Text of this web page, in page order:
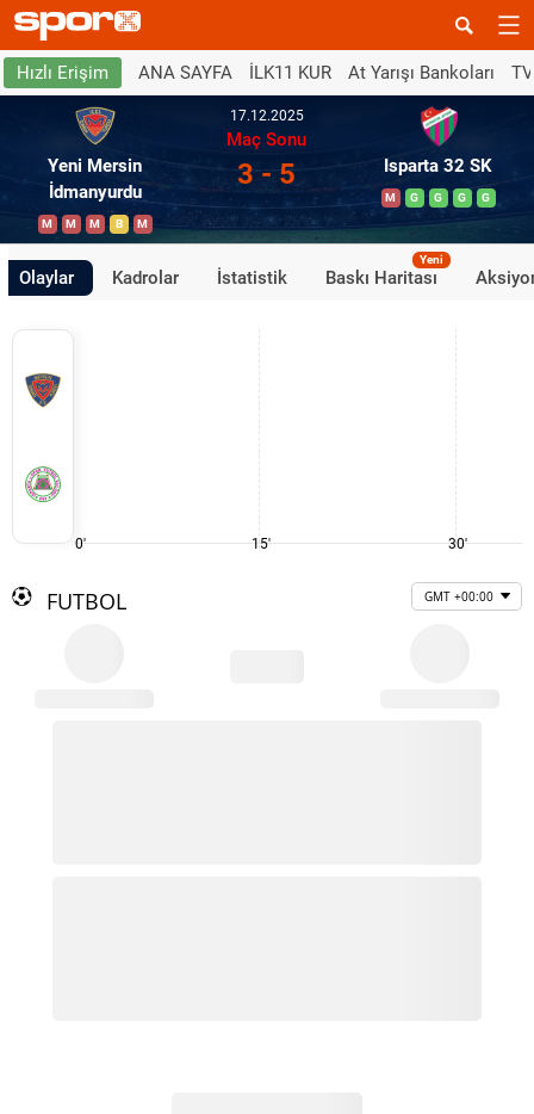
Hızlı Erişim ANA SAYFA İLK11 KUR At Yarışı Bankoları
Yeni Mersin
İdmanyurdu
M M M B M
17.12.2025
Maç Sonu
3 - 5 Isparta 32 SK
M G G G G
Olaylar Kadrolar İstatistik Baskı Haritası
Yeni
0' 15' 30'
FUTBOL GMT +00:00